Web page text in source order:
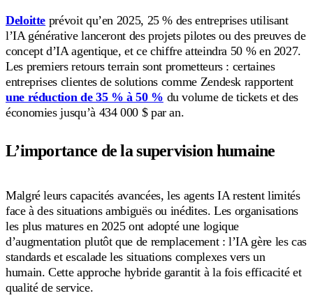
Deloitte prévoit qu’en 2025, 25 % des entreprises utilisant
l’IA générative lanceront des projets pilotes ou des preuves de
concept d’IA agentique, et ce chiffre atteindra 50 % en 2027.
Les premiers retours terrain sont prometteurs : certaines
entreprises clientes de solutions comme Zendesk rapportent
une réduction de 35 % à 50 % du volume de tickets et des
économies jusqu’à 434 000 $ par an.
L’importance de la supervision humaine
Malgré leurs capacités avancées, les agents IA restent limités
face à des situations ambiguës ou inédites. Les organisations
les plus matures en 2025 ont adopté une logique
d’augmentation plutôt que de remplacement : l’IA gère les cas
standards et escalade les situations complexes vers un
humain. Cette approche hybride garantit à la fois efficacité et
qualité de service.